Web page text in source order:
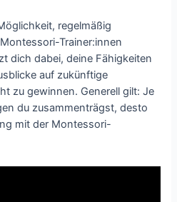
regelmäßig
Trainer:innen
dich dabei, deine Fähigkeiten
auf zukünftige
zu gewinnen. Generell gilt: Je
du zusammenträgst, desto
mit der Montessori-